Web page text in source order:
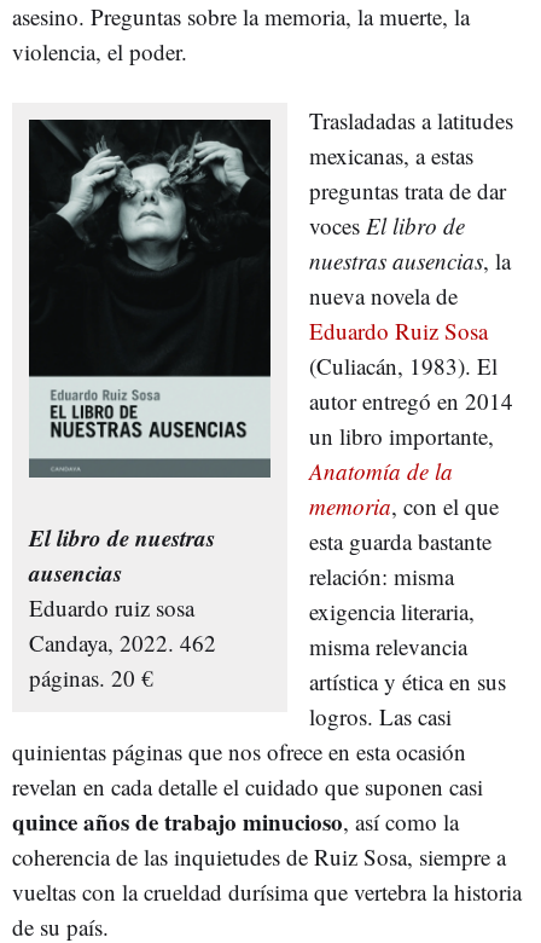
asesino. Preguntas sobre la memoria, la muerte, la
violencia, el poder.
El libro de nuestras
ausencias
Eduardo ruiz sosa
Candaya, 2022. 462
páginas. 20 €
Trasladadas a latitudes
mexicanas, a estas
preguntas trata de dar
voces El libro de
nuestras ausencias, la
nueva novela de
Eduardo Ruiz Sosa
(Culiacán, 1983). El
autor entregó en 2014
un libro importante,
Anatomía de la
memoria, con el que
esta guarda bastante
relación: misma
exigencia literaria,
misma relevancia
artística y ética en sus
logros. Las casi
quinientas páginas que nos ofrece en esta ocasión
revelan en cada detalle el cuidado que suponen casi
quince años de trabajo minucioso, así como la
coherencia de las inquietudes de Ruiz Sosa, siempre a
vueltas con la crueldad durísima que vertebra la historia
de su país.